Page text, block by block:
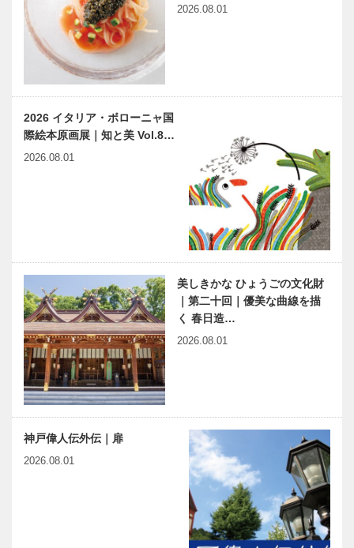
2026.08.01
2026 イタリア・ボローニャ国
際絵本原画展｜知と美 Vol.8…
2026.08.01
美しきかな ひょうごの文化財
｜第二十回｜優美な曲線を描
く 春日造…
2026.08.01
神戸偉人伝外伝｜扉
2026.08.01